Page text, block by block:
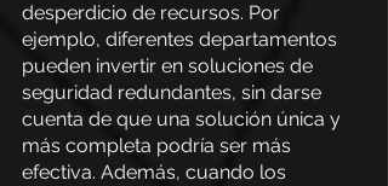
desperdicio de recursos. Por
ejemplo, diferentes departamentos
pueden invertir en soluciones de
seguridad redundantes, sin darse
cuenta de que una solución única y
más completa podría ser más
efectiva. Además, cuando los